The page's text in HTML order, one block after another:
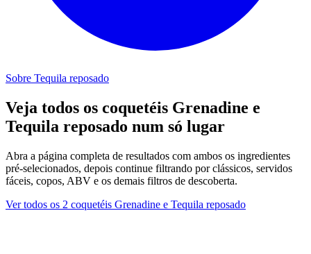
Sobre Tequila reposado
Veja todos os coquetéis Grenadine e
Tequila reposado num só lugar
Abra a página completa de resultados com ambos os ingredientes
pré-selecionados, depois continue filtrando por clássicos, servidos
fáceis, copos, ABV e os demais filtros de descoberta.
Ver todos os 2 coquetéis Grenadine e Tequila reposado